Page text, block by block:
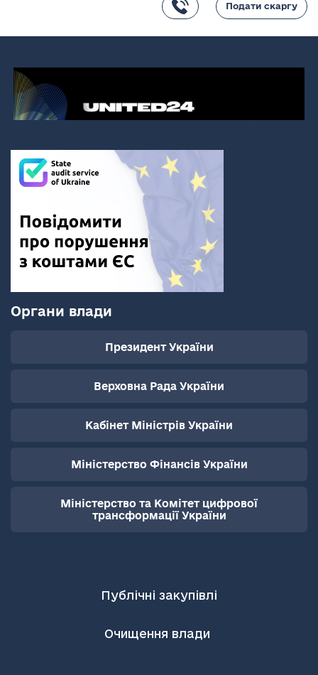
Подати скаргу
Органи влади
Президент України
Верховна Рада України
Кабінет Міністрів України
Міністерство Фінансів України
Міністерство та Комітет цифрової
трансформації України
Публічні закупівлі
Очищення влади